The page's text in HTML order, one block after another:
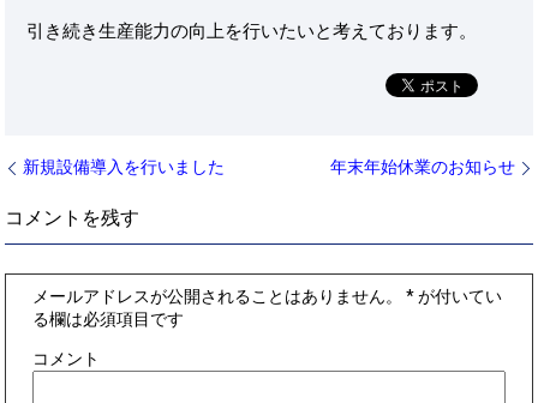
引き続き生産能力の向上を行いたいと考えております。
新規設備導入を行いました 年末年始休業のお知らせ
コメントを残す
メールアドレスが公開されることはありません。 *が付いてい
る欄は必須項目です
コメント